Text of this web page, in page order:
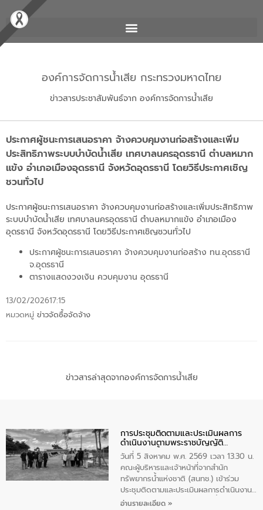
องค์การจัดการน้ำเสีย กระทรวงมหาดไทย
ข่าวสารประชาสัมพันธ์จาก องค์การจัดการน้ำเสีย
ประกาศผู้ชนะการเสนอราคา จ้างควบคุมงานก่อสร้างและเพิ่ม
ประสิทธิภาพระบบบำบัดน้ำเสีย เทศบาลนครอุดรธานี ตำบลหมาก
แข้ง อำเภอเมืองอุดรธานี จังหวัดอุดรธานี โดยวิธีประกาศเชิญ
ชวนทั่วไป
ประกาศผู้ชนะการเสนอราคา จ้างควบคุมงานก่อสร้างและเพิ่มประสิทธิภาพ
ระบบบำบัดน้ำเสีย เทศบาลนครอุดรธานี ตำบลหมากแข้ง อำเภอเมือง
อุดรธานี จังหวัดอุดรธานี โดยวิธีประกาศเชิญชวนทั่วไป
ประกาศผู้ชนะการเสนอราคา จ้างควบคุมงานก่อสร้าง ทน.อุดรธานี
จ.อุดรธานี
ตารางแสดงวงเงิน ควบคุมงาน อุดรธานี
13/02/202617:15
หมวดหมู่ ข่าวจัดซื้อจัดจ้าง
ข่าวสารล่าสุดจากองค์การจัดการน้ำเสีย
การประชุมติดตามและประเมินผลการ
ดำเนินงานตามพระราชบัญญัติ
ทรัพยากรน้ำ พ.ศ. 2561 ประจำ
ปีงบประมาณ พ.ศ. 2569
วันที่ 5 สิงหาคม พ.ศ. 2569 เวลา 13.30 น.
คณะผู้บริหารและเจ้าหน้าที่จากสำนัก
ทรัพยากรน้ำแห่งชาติ (สนทช.) เข้าร่วม
ประชุมติดตามและประเมินผลการดำเนินงาน
ตามพระราชบัญญัติทรัพยากรน้ำ พ.ศ. 2561
อ่านรายละเอียด »